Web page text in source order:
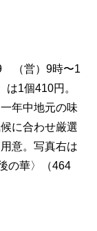
（営）9時〜1
1個410円。
年中地元の味
に合わせ厳選
意。写真右は
の華〉（464